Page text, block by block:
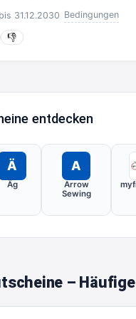
übertragbar, kann
werden und
Bestellung
31.12.2030 Bedingungen
👎
entdecken
Ä
Äg
A
Arrow
Sewing
–